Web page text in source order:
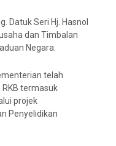
Datuk Seri Hj. Hasnol
dan Timbalan
Negara.
telah
termasuk
projek
Penyelidikan